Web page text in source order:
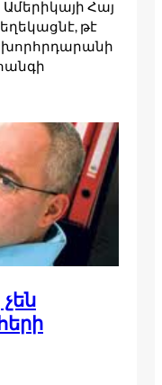
Հայ
թէ
խորհրդարանի